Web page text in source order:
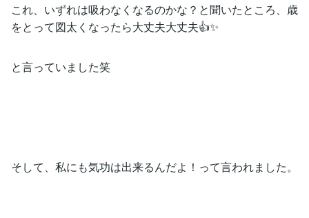
これ、いずれは吸わなくなるのかな？と聞いたところ、歳
をとって図太くなったら大丈夫大丈夫👍✨
と言っていました笑
そして、私にも気功は出来るんだよ！って言われました。